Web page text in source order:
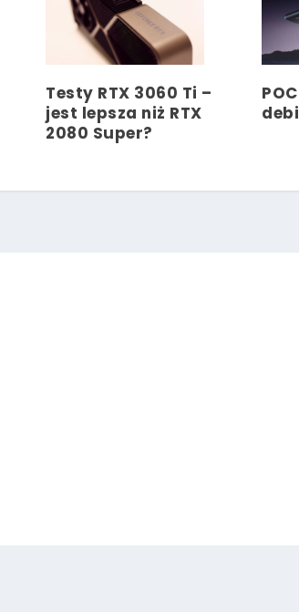
Testy RTX 3060 Ti –
jest lepsza niż RTX
2080 Super?